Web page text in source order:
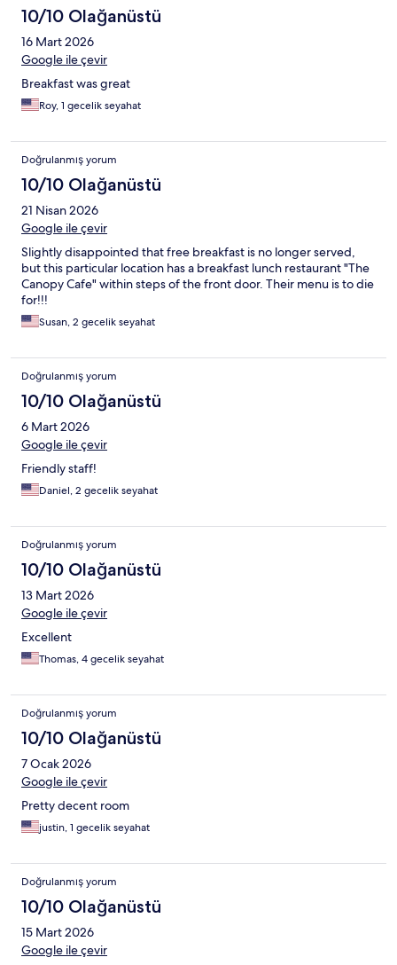
10/10 Olağanüstü
16 Mart 2026
Google ile çevir
Breakfast was great
Roy, 1 gecelik seyahat
Doğrulanmış yorum
10/10 Olağanüstü
21 Nisan 2026
Google ile çevir
Slightly disappointed that free breakfast is no longer served,
but this particular location has a breakfast lunch restaurant "The
Canopy Cafe" within steps of the front door. Their menu is to die
for!!!
Susan, 2 gecelik seyahat
Doğrulanmış yorum
10/10 Olağanüstü
6 Mart 2026
Google ile çevir
Friendly staff!
Daniel, 2 gecelik seyahat
Doğrulanmış yorum
10/10 Olağanüstü
13 Mart 2026
Google ile çevir
Excellent
Thomas, 4 gecelik seyahat
Doğrulanmış yorum
10/10 Olağanüstü
7 Ocak 2026
Google ile çevir
Pretty decent room
justin, 1 gecelik seyahat
Doğrulanmış yorum
10/10 Olağanüstü
15 Mart 2026
Google ile çevir